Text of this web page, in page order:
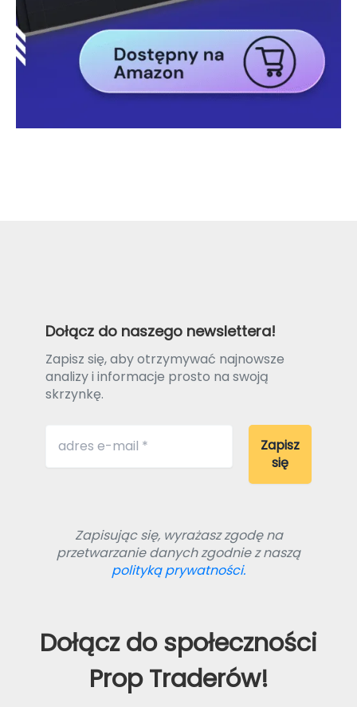
Dołącz do naszego newslettera!
Zapisz się, aby otrzymywać najnowsze
analizy i informacje prosto na swoją
skrzynkę.
Zapisując się, wyrażasz zgodę na
przetwarzanie danych zgodnie z naszą
polityką prywatności.
Dołącz do społeczności
Prop Traderów!